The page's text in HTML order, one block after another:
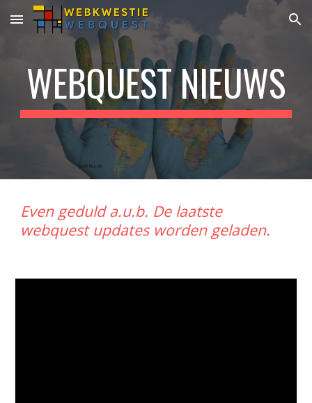
Skip to main content Skip to navigation
WEBQUEST NIEUWS
Even geduld a.u.b. De laatste
webquest updates worden geladen.